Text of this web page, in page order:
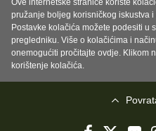
Ove internetske stranice koriste
pružanje boljeg korisničkog iskustva
Postavke kolačića možete podesiti u
pregledniku. Više o kolačićima i
onemogućiti pročitajte ovdje. Klikom
korištenje kolačića.